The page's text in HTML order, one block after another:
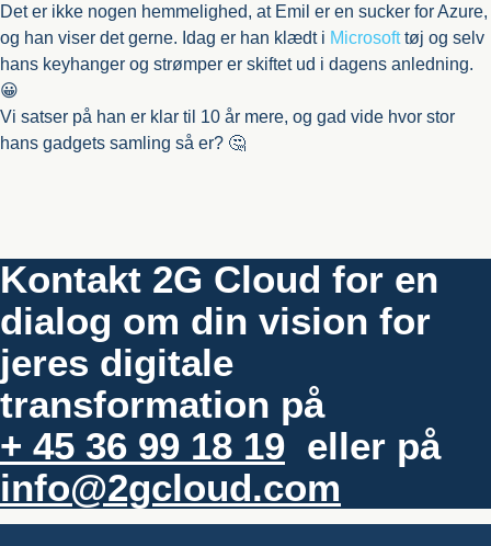
Det er ikke nogen hemmelighed, at Emil er en sucker for Azure,
og han viser det gerne. Idag er han klædt i Microsofttøj og selv
hans keyhanger og strømper er skiftet ud i dagens anledning.
😀
Vi satser på han er klar til 10 år mere, og gad vide hvor stor
hans gadgets samling så er? 🤔
Kontakt 2G Cloud for en
dialog om din vision for
jeres digitale
transformation på
+ 45 36 99 18 19 eller på
info@2gcloud.com